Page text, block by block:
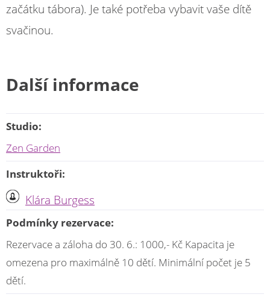
začátku tábora). Je také potřeba vybavit vaše dítě
svačinou.
Další informace
Studio:
Zen Garden
Instruktoři:
Klára Burgess
Podmínky rezervace:
Rezervace a záloha do 30. 6.: 1000,- Kč Kapacita je
omezena pro maximálně 10 dětí. Minimální počet je 5
dětí.